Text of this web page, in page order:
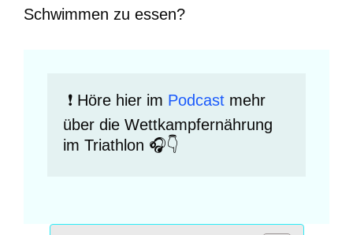
Schwimmen zu essen?
❗️ Höre hier im Podcast mehr
über die Wettkampfernährung
im Triathlon 🎧👇